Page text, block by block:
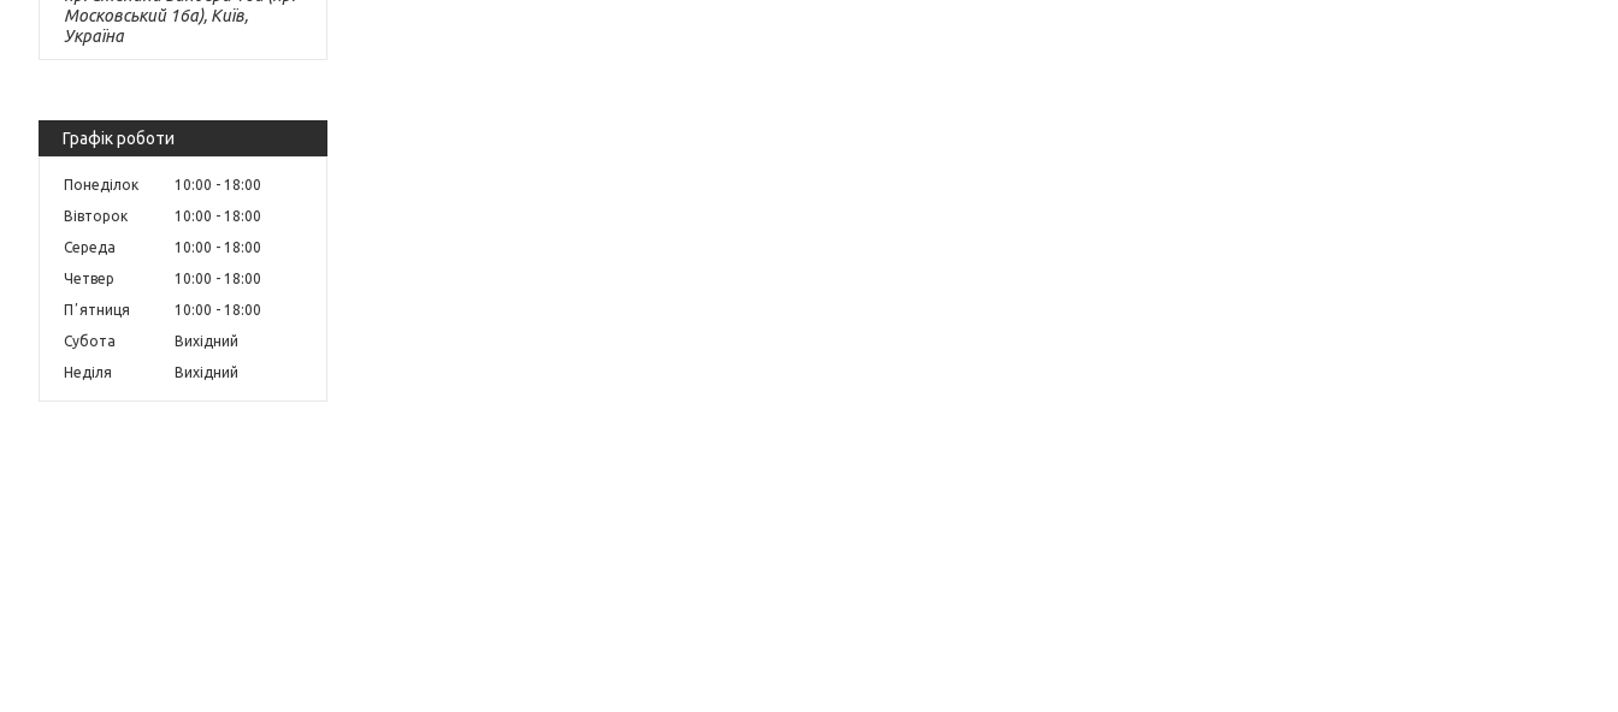
Московський 16а), Київ,
Україна
Графік роботи
Понеділок 10:00
18:00
Вівторок
10:00
18:00
Середа
10:00
18:00
Четвер
10:00
18:00
Пʼятниця
10:00
18:00
Субота
Вихідний
Неділя
Вихідний